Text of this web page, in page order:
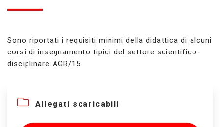
Sono riportati i requisiti minimi della didattica di alcuni
corsi di insegnamento tipici del settore scientifico-
disciplinare AGR/15.
Allegati scaricabili